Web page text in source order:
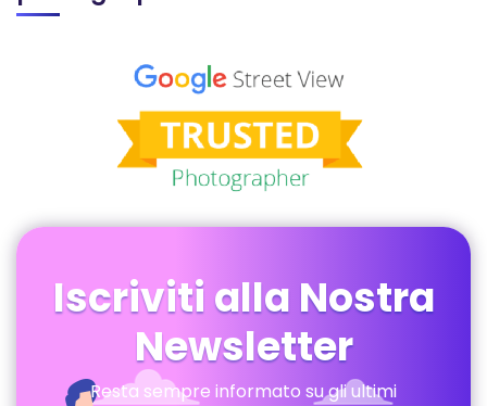
Iscriviti alla Nostra
Newsletter
Resta sempre informato su gli ultimi